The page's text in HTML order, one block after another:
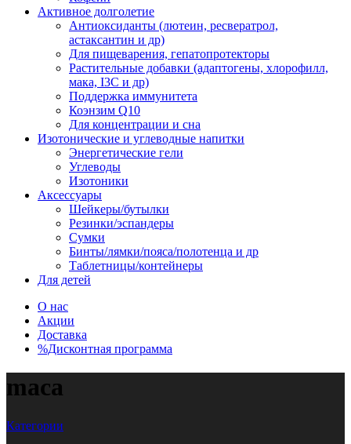
Активное долголетие
Антиоксиданты (лютеин, ресвератрол,
астаксантин и др)
Для пищеварения, гепатопротекторы
Растительные добавки (адаптогены, хлорофилл,
мака, I3C и др)
Поддержка иммунитета
Коэнзим Q10
Для концентрации и сна
Изотонические и углеводные напитки
Энергетические гели
Углеводы
Изотоники
Аксессуары
Шейкеры/бутылки
Резинки/эспандеры
Сумки
Бинты/лямки/пояса/полотенца и др
Таблетницы/контейнеры
Для детей
О нас
Акции
Доставка
%Дисконтная программа
maca
Категории